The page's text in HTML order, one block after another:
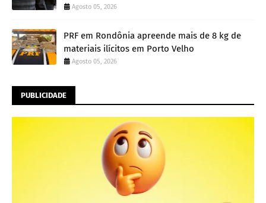
Agosto 05, 2026
PRF em Rondônia apreende mais de 8 kg de
materiais ilícitos em Porto Velho
Agosto 05, 2026
PUBLICIDADE